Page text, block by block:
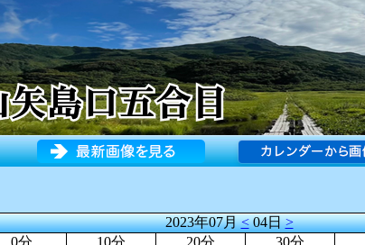
2023年07月<04日>
0分
10分 20分 30分